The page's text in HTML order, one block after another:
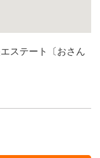
ステート〔おさん